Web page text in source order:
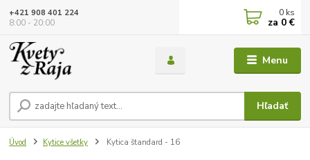
Menu
Hľadať
+421 908 401 224
8:00 - 20:00
0 ks
za 0 €
Úvod Kytice všetky Kytica štandard - 16